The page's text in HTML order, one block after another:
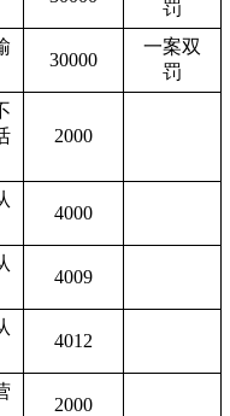
罚
30000
一案双
罚
2000
4000
4009
4012
2000